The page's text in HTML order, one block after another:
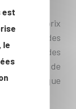
000 €, le prix
des
par des
de
Polytechnique
est
le